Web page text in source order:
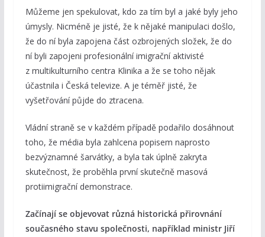
Můžeme jen spekulovat, kdo za tím byl a jaké byly jeho
úmysly. Nicméně je jisté, že k nějaké manipulaci došlo,
že do ní byla zapojena část ozbrojených složek, že do
ní byli zapojeni profesionální imigrační aktivisté
z multikulturního centra Klinika a že se toho nějak
účastnila i Česká televize. A je téměř jisté, že
vyšetřování půjde do ztracena.
Vládní straně se v každém případě podařilo dosáhnout
toho, že média byla zahlcena popisem naprosto
bezvýznamné šarvátky, a byla tak úplně zakryta
skutečnost, že proběhla první skutečně masová
protiimigrační demonstrace.
Začínají se objevovat různá historická přirovnání
současného stavu společnosti, například ministr Jiří